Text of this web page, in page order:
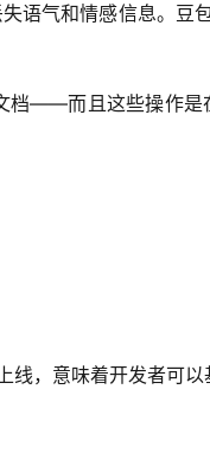
语气和情感信息。豆
档——而且这些操作是
线，意味着开发者可以